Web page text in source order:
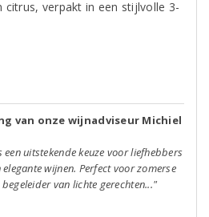
verpakt in een stijlvolle 3-
van onze wijnadviseur Michiel
een uitstekende keuze voor liefhebbers
wijnen. Perfect voor zomerse
van lichte gerechten..."